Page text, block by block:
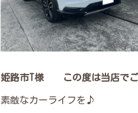
姫路市T様 この度は当店で
素敵なカーライフを♪